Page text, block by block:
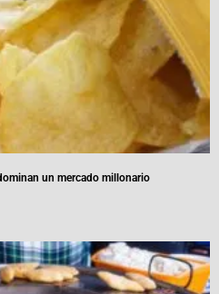
un mercado millonario